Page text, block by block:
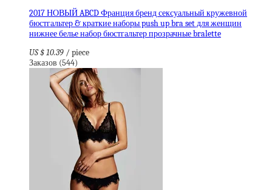
2017 НОВЫЙ ABCD Франция бренд сексуальный кружевной
бюстгальтер & краткие наборы push up bra set для женщин
нижнее белье набор бюстгальтер прозрачные bralette
US $ 10.39 / piece
Заказов (544)